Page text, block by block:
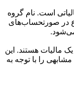
است. نام گروه
در صورتحساب‌های
مالیات هستند. این
را با توجه به